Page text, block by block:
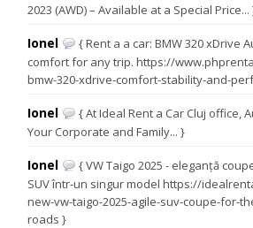
2023 (AWD) – Available at a Special Price...
Ionel
{ Rent a a car: BMW 320 xDrive
comfort for any trip. https://
bmw-320-xdrive-comfort-stability-and-
Ionel
{ At Ideal Rent a Car Cluj office,
Your Corporate and Family... }
Ionel
{ VW Taigo 2025 - eleganță
SUV într-un singur model https://
new-vw-taigo-2025-agile-suv-coupe-for-
roads }